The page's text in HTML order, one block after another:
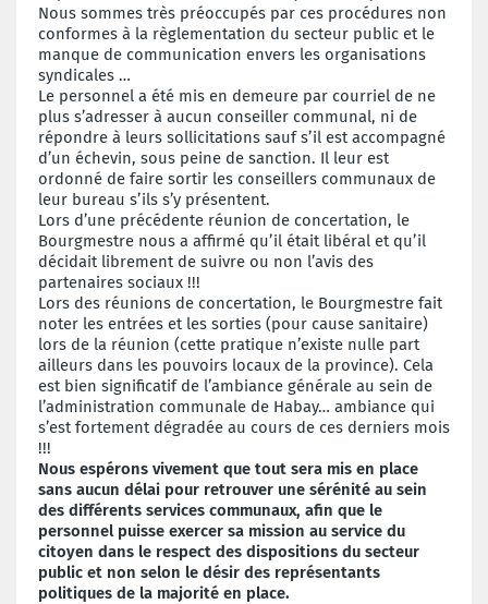
Nous sommes très préoccupés par ces procédures non
conformes à la règlementation du secteur public et le
manque de communication envers les organisations
syndicales …
Le personnel a été mis en demeure par courriel de ne
plus s’adresser à aucun conseiller communal, ni de
répondre à leurs sollicitations sauf s’il est accompagné
d’un échevin, sous peine de sanction. Il leur est
ordonné de faire sortir les conseillers communaux de
leur bureau s’ils s’y présentent.
Lors d’une précédente réunion de concertation, le
Bourgmestre nous a affirmé qu’il était libéral et qu’il
décidait librement de suivre ou non l’avis des
partenaires sociaux !!!
Lors des réunions de concertation, le Bourgmestre fait
noter les entrées et les sorties (pour cause sanitaire)
lors de la réunion (cette pratique n’existe nulle part
ailleurs dans les pouvoirs locaux de la province). Cela
est bien significatif de l’ambiance générale au sein de
l’administration communale de Habay… ambiance qui
s’est fortement dégradée au cours de ces derniers mois
!!!
Nous espérons vivement que tout sera mis en place
sans aucun délai pour retrouver une sérénité au sein
des différents services communaux, afin que le
personnel puisse exercer sa mission au service du
citoyen dans le respect des dispositions du secteur
public et non selon le désir des représentants
politiques de la majorité en place.